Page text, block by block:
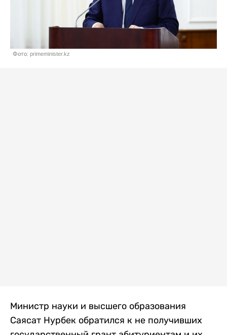
Фото: primeminister.kz
Министр науки и высшего образования
Саясат Нурбек обратился к не получивших